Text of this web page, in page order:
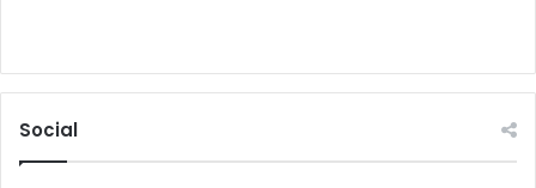
Social